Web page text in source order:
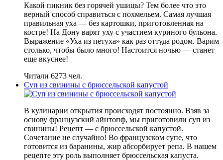
Какой пикник без горячей ушицы? Тем более что это
верный способ справиться с похмельем. Самая лучшая
правильная уха — без картошки, приготовленная на
костре! На Дону варят уху с участием куриного бульона.
Выражение «Уха из петуха» как раз оттуда родом. Варим
столько, чтобы было много! Настоится ночью — станет
еще вкуснее!
Читали 6273 чел.
Суп из свинины с брюссельской капустой
В кулинарии открытия происходят постоянно. Взяв за
основу французский айнтопф, мы приготовили суп из
свинины! Рецепт — с брюссельской капустой.
Сочетание не случайно! Во французском супе, что
готовится из баранины, жир абсорбирует репа. В нашем
рецепте эту роль выполняет брюссельская капуста.